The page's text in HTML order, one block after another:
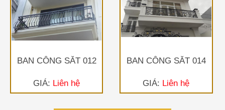
BAN CÔNG SẮT 012
GIÁ: Liên hệ
BAN CÔNG SẮT 014
GIÁ: Liên hệ